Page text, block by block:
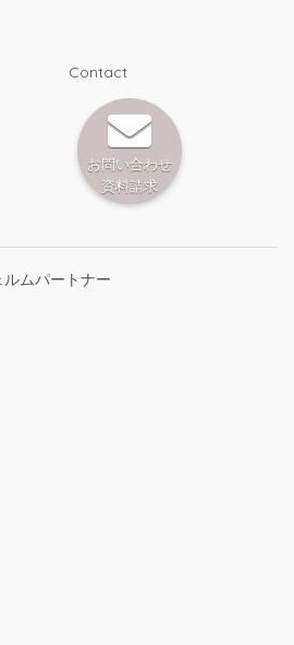
Contact
お問い合わせ
資料請求
ムパートナー